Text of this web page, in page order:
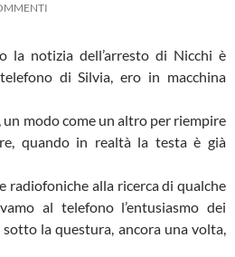
la notizia dell’arresto di Nicchi è
di Silvia, ero in macchina
un modo come un altro per riempire
quando in realtà la testa è già
radiofoniche alla ricerca di qualche
al telefono l’entusiasmo dei
la questura, ancora una volta,